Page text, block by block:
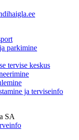
parkimine
tervise keskus
ja terviseinfo
SA